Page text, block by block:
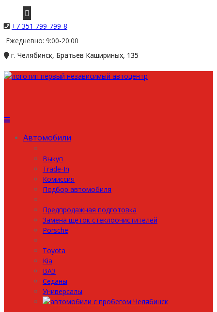
+7 351 799-799-8
Ежедневно: 9:00-20:00
г. Челябинск, Братьев Кашириных, 135
Автомобили
Выкуп
Trade-In
Комиссия
Подбор автомобиля
Предпродажная подготовка
Замена щеток стеклоочистителей
Porsche
Toyota
Kia
ВАЗ
Седаны
Универсалы